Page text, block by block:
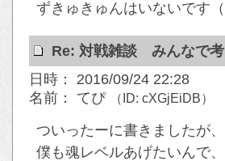
ずきゅきゅんはいないです（
Re: 対戦雑談 みんなで
日時： 2016/09/24 22:28
名前： てぴ
（ID: cXGjEiDB）
ついったーに書きましたが
僕も魂レベルあげたいんで